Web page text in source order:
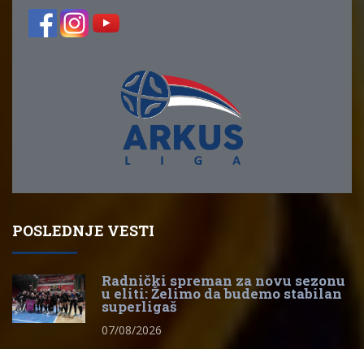
POSLEDNJE VESTI
Radnički spreman za novu sezonu
u eliti: Želimo da budemo stabilan
superligaš
07/08/2026